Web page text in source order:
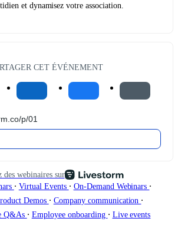
et dynamisez votre association.
CET ÉVÉNEMENT
des webinaires sur
∙ Virtual Events ∙ On-Demand Webinars ∙
Demos ∙ Company communication ∙
Q&As ∙ Employee onboarding ∙ Live events